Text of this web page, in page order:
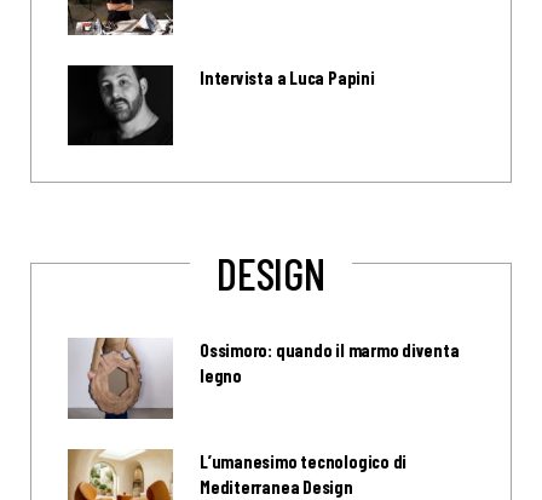
Intervista a Luca Papini
DESIGN
Ossimoro: quando il marmo diventa
legno
L’umanesimo tecnologico di
Mediterranea Design